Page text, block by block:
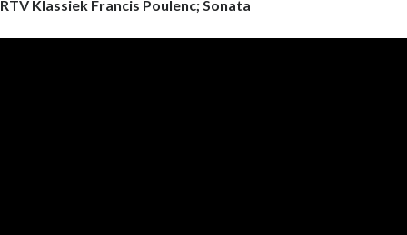
RTV Klassiek Francis Poulenc; Sonata